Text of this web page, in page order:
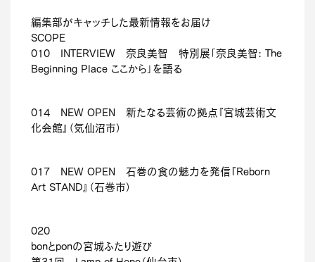
編集部がキャッチした最新情報をお届け
SCOPE
010 INTERVIEW 奈良美智 特別展「奈良美智: The
Beginning Place ここから」を語る
014 NEW OPEN 新たなる芸術の拠点『宮城芸術文
化会館』（気仙沼市）
017 NEW OPEN 石巻の食の魅力を発信『Reborn
Art STAND』（石巻市）
020
bonとponの宮城ふたり遊び